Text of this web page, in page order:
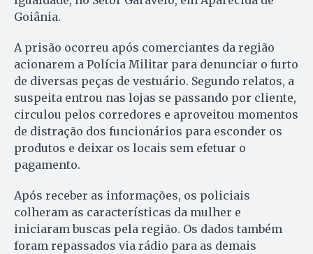
Goiânia.
A prisão ocorreu após comerciantes da região
acionarem a Polícia Militar para denunciar o furto
de diversas peças de vestuário. Segundo relatos, a
suspeita entrou nas lojas se passando por cliente,
circulou pelos corredores e aproveitou momentos
de distração dos funcionários para esconder os
produtos e deixar os locais sem efetuar o
pagamento.
Após receber as informações, os policiais
colheram as características da mulher e
iniciaram buscas pela região. Os dados também
foram repassados via rádio para as demais